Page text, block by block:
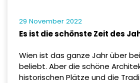
29 November 2022
Es ist die schönste Zeit des
Wien ist das ganze Jahr über
beliebt. Aber die schöne
historischen Plätze und die